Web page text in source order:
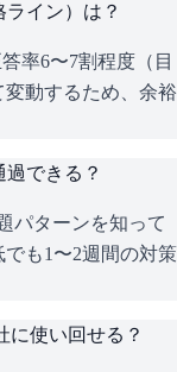
イン）は？
率6〜7割程度（目
動するため、余裕
できる？
パターンを知って
も1〜2週間の対策
に使い回せる？